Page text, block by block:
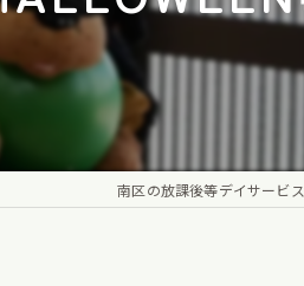
南区の放課後等デイサービ